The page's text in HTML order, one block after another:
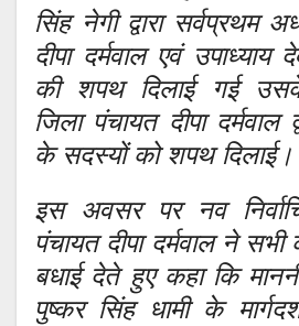
सिंह नेगी द्वारा सर्वप्रथम
दीपा दर्मवाल एवं उपाध्याय
की शपथ दिलाई गई
जिला पंचायत दीपा दर्मवाल
के सदस्यों को शपथ दिलाई।
इस अवसर पर नव
पंचायत दीपा दर्मवाल ने
बधाई देते हुए कहा कि
पुष्कर सिंह धामी के